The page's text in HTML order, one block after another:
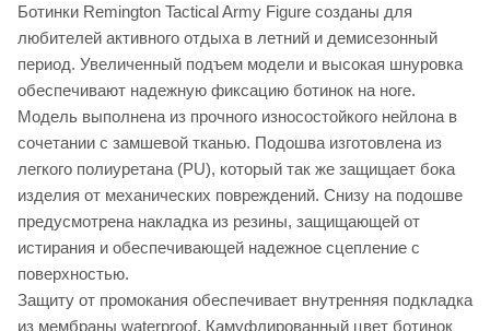
Ботинки Remington Tactical Army Figure созданы для
любителей активного отдыха в летний и демисезонный
период. Увеличенный подъем модели и высокая шнуровка
обеспечивают надежную фиксацию ботинок на ноге.
Модель выполнена из прочного износостойкого нейлона в
сочетании с замшевой тканью. Подошва изготовлена из
легкого полиуретана (PU), который так же защищает бока
изделия от механических повреждений. Снизу на подошве
предусмотрена накладка из резины, защищающей от
истирания и обеспечивающей надежное сцепление с
поверхностью.
Защиту от промокания обеспечивает внутренняя подкладка
из мембраны waterproof. Камуфлированный цвет ботинок